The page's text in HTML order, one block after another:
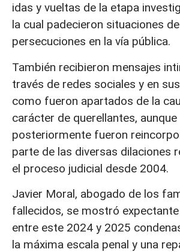
idas y vueltas de la etapa
la cual padecieron situaciones
persecuciones en la vía pública.
También recibieron mensajes
través de redes sociales y en
como fueron apartados de la
carácter de querellantes, aunque
posteriormente fueron
parte de las diversas dilaciones
el proceso judicial desde 2004.
Javier Moral, abogado de los
fallecidos, se mostró
entre este 2024 y 2025
la máxima escala penal y una